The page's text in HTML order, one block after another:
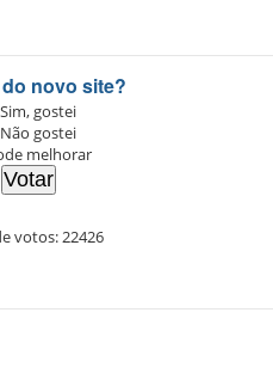
novo site?
Sim, gostei
Não gostei
melhorar
votos:22426